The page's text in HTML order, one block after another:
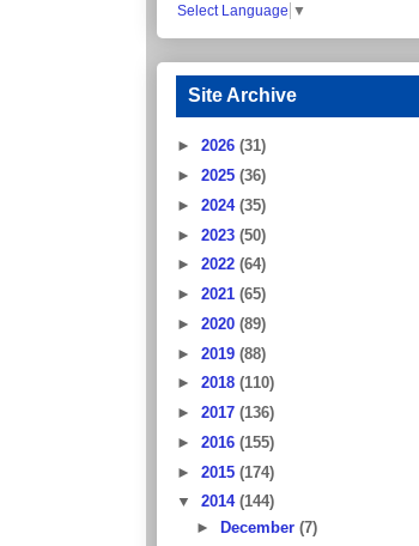
Select Language ▼
Site Archive
► 2026 (31)
► 2025 (36)
► 2024 (35)
► 2023 (50)
► 2022 (64)
► 2021 (65)
► 2020 (89)
► 2019 (88)
► 2018 (110)
► 2017 (136)
► 2016 (155)
► 2015 (174)
▼ 2014 (144)
►
December (7)